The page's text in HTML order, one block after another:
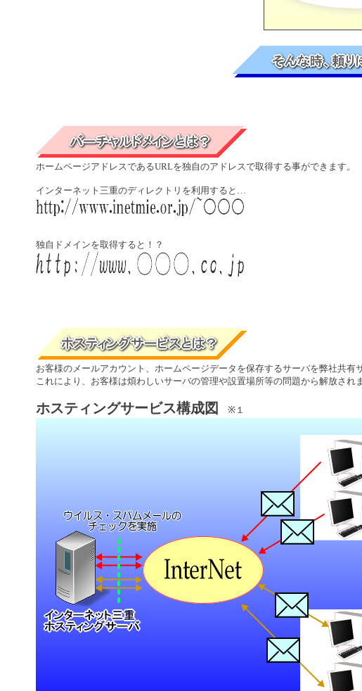
ホームページアドレスであるURLを独自のアドレスで取得する事ができます。
インターネット三重のディレクトリを利用すると…
独自ドメインを取得すると！？
お客様のメールアカウント、ホームページデータを保存するサーバを弊社共有
これにより、お客様は煩わしいサーバの管理や設置場所等の問題から解放されま
ホスティングサービス構成図 ※１